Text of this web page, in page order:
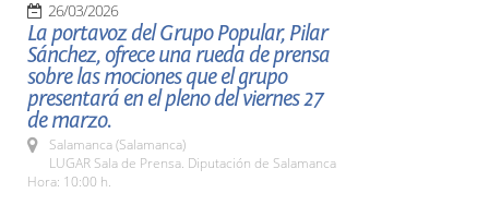
26/03/2026
La portavoz del Grupo Popular, Pilar
Sánchez, ofrece una rueda de prensa
sobre las mociones que el grupo
presentará en el pleno del viernes 27
de marzo.
Salamanca (Salamanca)
LUGAR Sala de Prensa. Diputación de Salamanca
Hora: 10:00 h.